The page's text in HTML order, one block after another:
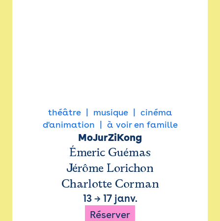
théâtre musique
cinéma
d'animation
à voir en famille
MoJurZiKong
Émeric Guémas
Jérôme Lorichon
Charlotte Corman
13→ 17 janv.
Réserver